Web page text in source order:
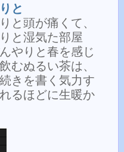
と
と頭が痛くて、
と湿気た部屋
やりと春を感じ
むぬるい茶は、
きを書く気力す
るほどに生暖か